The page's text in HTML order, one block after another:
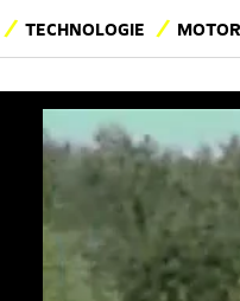
TECHNOLOGIE